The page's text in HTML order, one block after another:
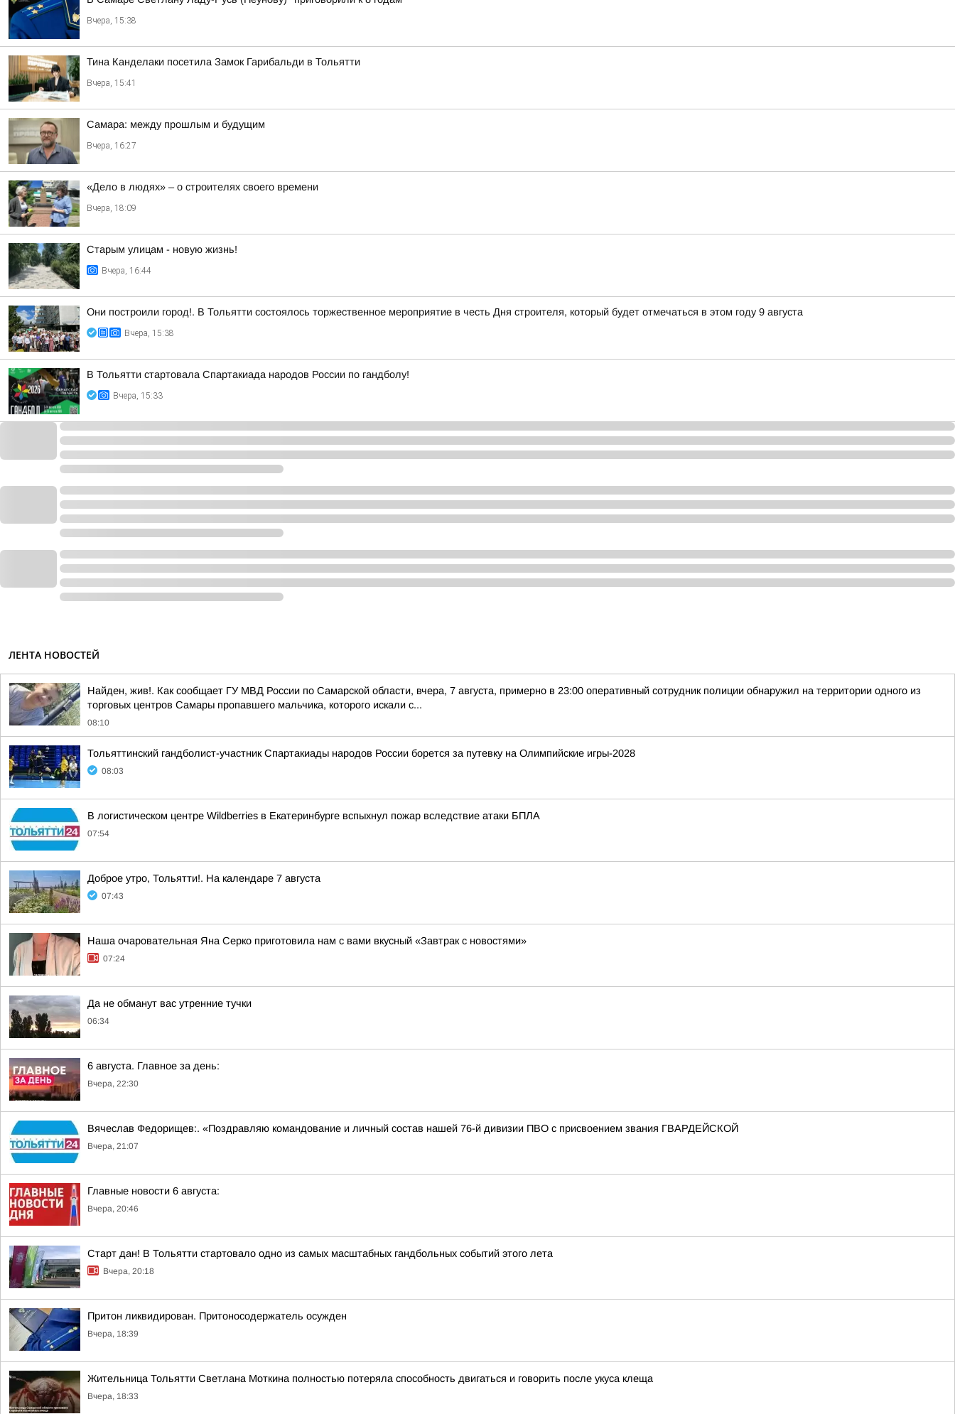
Вчера, 15:38
Тина Канделаки посетила Замок Гарибальди в Тольятти
Вчера, 15:41
Самара: между прошлым и будущим
Вчера, 16:27
«Дело в людях» – о строителях своего времени
Вчера, 18:09
Старым улицам - новую жизнь!
Вчера, 16:44
Они построили город!. В Тольятти состоялось торжественное мероприятие в честь Дня строителя, который будет отмечаться в этом году 9 августа
Вчера, 15:38
В Тольятти стартовала Спартакиада народов России по гандболу!
Вчера, 15:33
ЛЕНТА НОВОСТЕЙ
Найден, жив!. Как сообщает ГУ МВД России по Самарской области, вчера, 7 августа, примерно в 23:00 оперативный сотрудник полиции обнаружил на территории одного из
торговых центров Самары пропавшего мальчика, которого искали с...
08:10
Тольяттинский гандболист-участник Спартакиады народов России борется за путевку на Олимпийские игры-2028
08:03
В логистическом центре Wildberries в Екатеринбурге вспыхнул пожар вследствие атаки БПЛА
07:54
Доброе утро, Тольятти!. На календаре 7 августа
07:43
Наша очаровательная Яна Серко приготовила нам с вами вкусный «Завтрак с новостями»
07:24
Да не обманут вас утренние тучки
06:34
6 августа. Главное за день:
Вчера, 22:30
Вячеслав Федорищев:. «Поздравляю командование и личный состав нашей 76-й дивизии ПВО с присвоением звания ГВАРДЕЙСКОЙ
Вчера, 21:07
Главные новости 6 августа:
Вчера, 20:46
Старт дан! В Тольятти стартовало одно из самых масштабных гандбольных событий этого лета
Вчера, 20:18
Притон ликвидирован. Притоносодержатель осужден
Вчера, 18:39
Жительница Тольятти Светлана Моткина полностью потеряла способность двигаться и говорить после укуса клеща
Вчера, 18:33